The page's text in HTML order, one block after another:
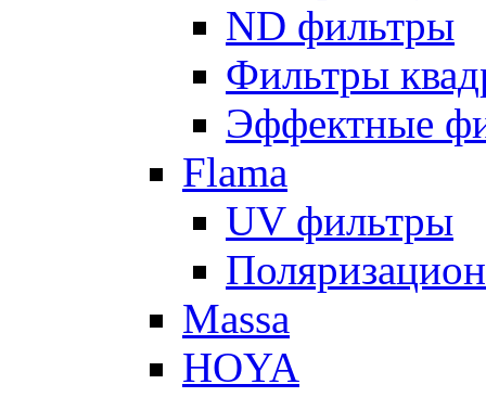
ND фильтры
Фильтры
Эффектные
Flama
UV фильтры
Massa
HOYA